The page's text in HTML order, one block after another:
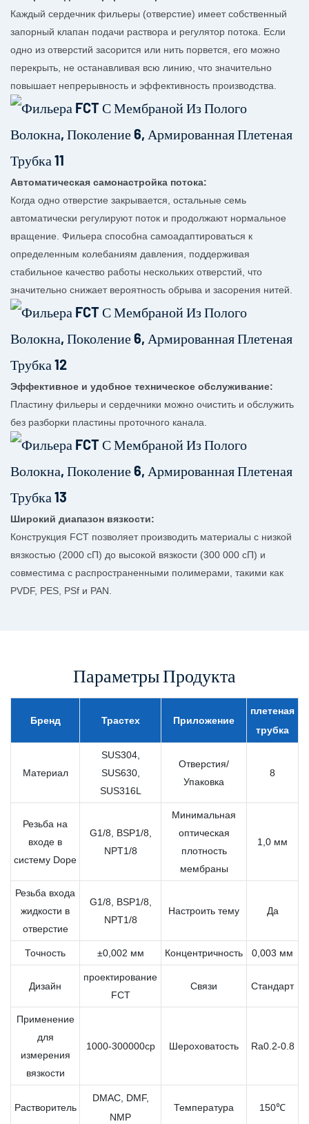
Каждый сердечник фильеры (отверстие) имеет собственный
запорный клапан подачи раствора и регулятор потока. Если
одно из отверстий засорится или нить порвется, его можно
перекрыть, не останавливая всю линию, что значительно
повышает непрерывность и эффективность производства.
Автоматическая самонастройка потока:
Когда одно отверстие закрывается, остальные семь
автоматически регулируют поток и продолжают нормальное
вращение. Фильера способна самоадаптироваться к
определенным колебаниям давления, поддерживая
стабильное качество работы нескольких отверстий, что
значительно снижает вероятность обрыва и засорения нитей.
Эффективное и удобное техническое обслуживание:
Пластину фильеры и сердечники можно очистить и обслужить
без разборки пластины проточного канала.
Широкий диапазон вязкости:
Конструкция FCT позволяет производить материалы с низкой
вязкостью (2000 сП) до высокой вязкости (300 000 сП) и
совместима с распространенными полимерами, такими как
PVDF, PES, PSf и PAN.
Параметры Продукта
Бренд Трастех Приложение
плетеная
трубка
Материал
SUS304,
SUS630,
SUS316L
Отверстия/
Упаковка
8
Резьба на
входе в
систему Dope
G1/8, BSP1/8,
NPT1/8
Минимальная
оптическая
плотность
мембраны
1,0 мм
Резьба входа
жидкости в
отверстие
G1/8, BSP1/8,
NPT1/8
Настроить тему Да
Точность ±0,002 мм Концентричность 0,003 мм
Дизайн
проектирование
FCT
Связи Стандарт
Применение
для
измерения
вязкости
1000-300000cp Шероховатость Ra0.2-0.8
Растворитель
DMAC, DMF,
NMP
Температура 150℃